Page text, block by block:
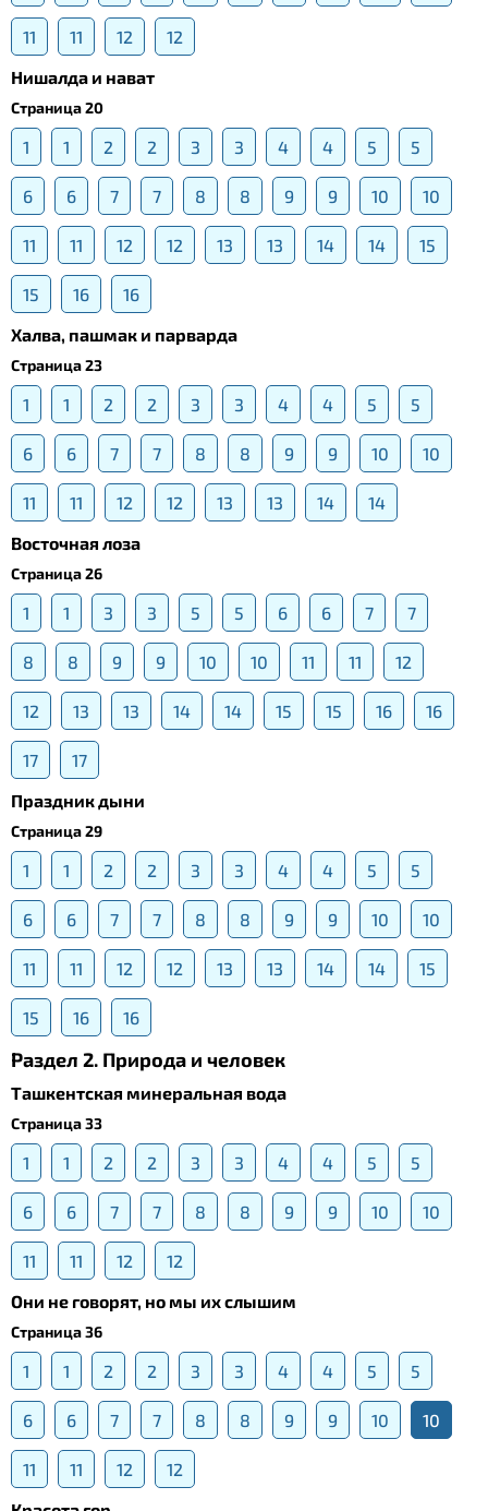
11 11 12
12
Нишалда и нават
Страница 20
1 1 2 2 3 3 4 4 5 5
6 6 7 7 8 8 9 9 10 10
11 11 12 12 13 13 14 14 15
15 16
16
Халва, пашмак и парварда
Страница 23
1 1 2 2 3 3 4 4 5 5
6 6 7 7 8 8 9 9 10 10
11 11 12 12 13 13 14
14
Восточная лоза
Страница 26
1 1 3 3 5 5 6 6 7 7
8 8 9 9 10 10 11 11 12
12 13 13 14 14 15 15 16 16
17
17
Праздник дыни
Страница 29
1 1 2 2 3 3 4 4 5 5
6 6 7 7 8 8 9 9 10 10
11 11 12 12 13 13 14 14 15
15 16 16
Раздел 2. Природа и человек
Ташкентская минеральная вода
Страница 33
1 1 2 2 3 3 4 4 5 5
6 6 7 7 8 8 9 9 10 10
11 11 12
12
Они не говорят, но мы их слышим
Страница 36
1 1 2 2 3 3 4 4 5 5
6 6 7 7 8 8 9 9 10 10
11 11 12
12